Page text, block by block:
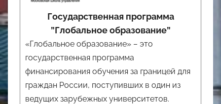
Государственная программа
”Глобальное образование”
«Глобальное образование» – это
государственная программа
финансирования обучения за границей для
граждан России, поступивших в один из
ведущих зарубежных университетов.